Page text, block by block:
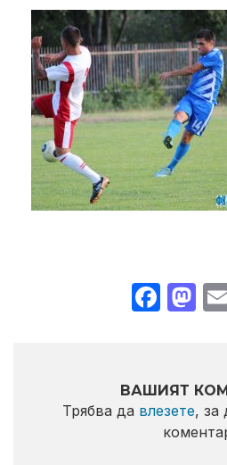
ВАШИЯТ
Трябва да влезете, за